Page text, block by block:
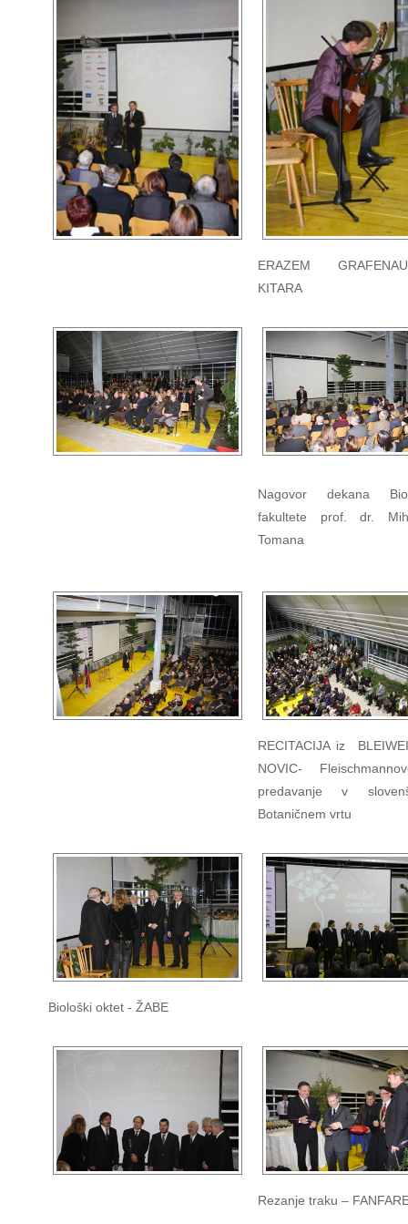
ERAZEM
KITARA
Nagovor dekana
fakultete prof. dr.
Tomana
RECITACIJA iz
NOVIC-
predavanje v
Botaničnem vrtu
Biološki oktet - ŽABE
Rezanje traku –